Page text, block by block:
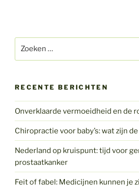
naar:
RECENTE BERICHTEN
Onverklaarde vermoeidheid en de
Chiropractie voor baby’s: wat zijn
Nederland op kruispunt: tijd voor
prostaatkanker
Feit of fabel: Medicijnen kunnen je